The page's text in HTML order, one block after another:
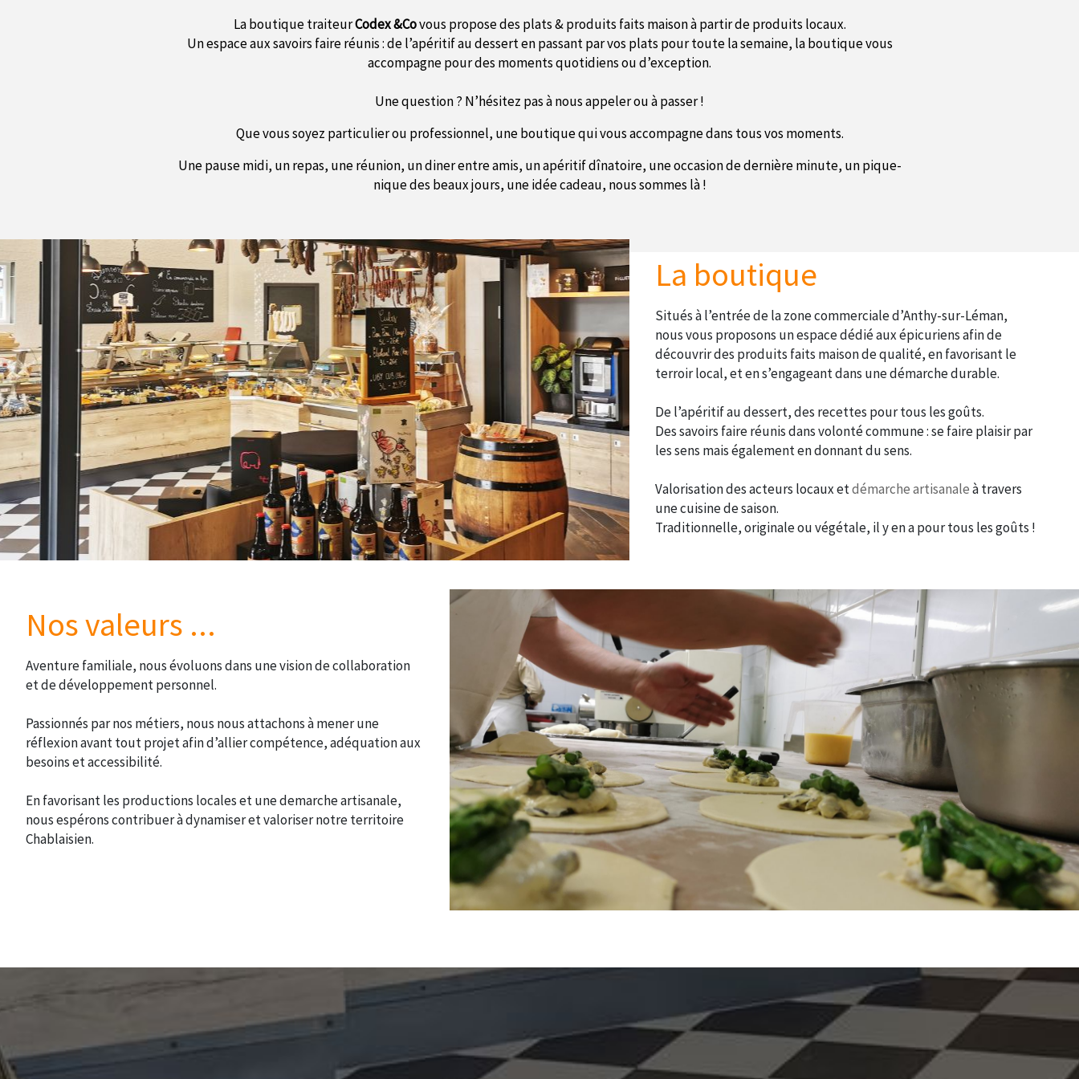
La boutique traiteurCodex &Covous propose des plats & produits faits maison à partir de produits locaux.
Un espace aux savoirs faire réunis : de l’apéritif au dessert en passant par vos plats pour toute la semaine, la boutique vous
accompagne pour des moments quotidiens ou d’exception.
Une question ? N’hésitez pas à nous appeler ou à passer !
Que vous soyez particulier ou professionnel, une boutique qui vous accompagne dans tous vos moments.
Une pause midi, un repas, une réunion, un diner entre amis, un apéritif dînatoire, une occasion de dernière minute, un pique-
nique des beaux jours, une idée cadeau, nous sommes là !
La boutique
Situés à l’entrée de la zone commerciale d’Anthy-sur-Léman,
nous vous proposons un espace dédié aux épicuriens afin de
découvrir des produits faits maison de qualité, en favorisant le
terroir local, et en s’engageant dans une démarche durable.
De l’apéritif au dessert, des recettes pour tous les goûts.
Des savoirs faire réunis dans volonté commune : se faire plaisir par
les sens mais également en donnant du sens.
Valorisation des acteurs locaux etdémarche artisanaleà travers
une cuisine de saison.
Traditionnelle, originale ou végétale, il y en a pour tous les goûts !
Nos valeurs ...
Aventure familiale, nous évoluons dans une vision de collaboration
et de développement personnel.
Passionnés par nos métiers, nous nous attachons à mener une
réflexion avant tout projet afin d’allier compétence, adéquation aux
besoins et accessibilité.
En favorisant les productions locales et une demarche artisanale,
nous espérons contribuer à dynamiser et valoriser notre territoire
Chablaisien.